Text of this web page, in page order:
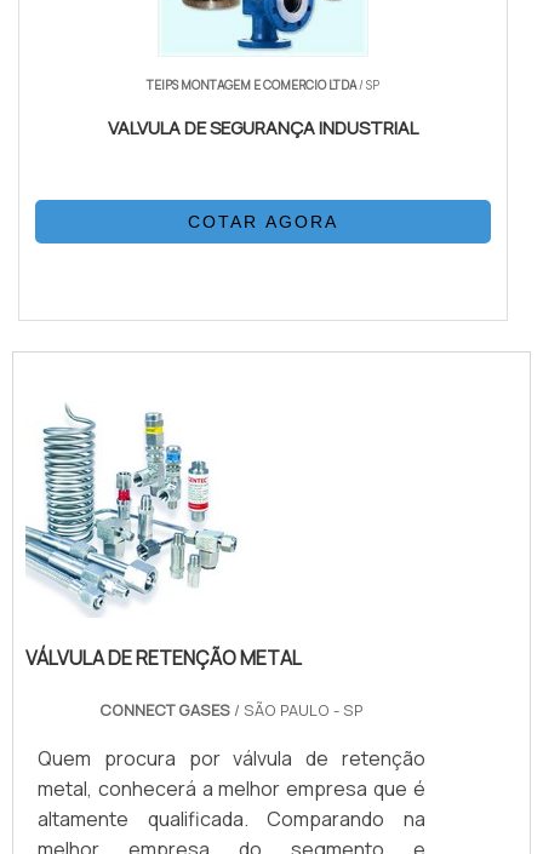
TEIPS MONTAGEM E COMERCIO LTDA/ SP
VALVULA DE SEGURANÇA INDUSTRIAL
COTAR AGORA
VÁLVULA DE RETENÇÃO METAL
CONNECT GASES / SÃO PAULO - SP
Quem procura por válvula de retenção
metal, conhecerá a melhor empresa que é
altamente qualificada. Comparando na